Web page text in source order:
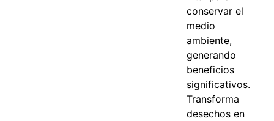
conservar el
medio
ambiente,
generando
beneficios
significativos.
Transforma
desechos en